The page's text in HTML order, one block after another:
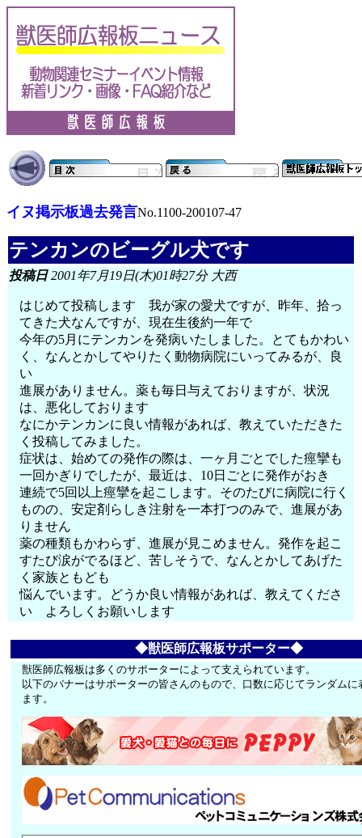
イヌ掲示板過去発言No.1100-200107-47
テンカンのビーグル犬です
投稿日2001年7月19日(木)01時27分 大西
はじめて投稿します 我が家の愛犬ですが、昨年、拾っ
てきた犬なんですが、現在生後約一年で
今年の5月にテンカンを発病いたしました。とてもかわい
く、なんとかしてやりたく動物病院にいってみるが、良
い
進展がありません。薬も毎日与えておりますが、状況
は、悪化しております
なにかテンカンに良い情報があれば、教えていただきた
く投稿してみました。
症状は、始めての発作の際は、一ヶ月ごとでした痙攣も
一回かぎりでしたが、最近は、10日ごとに発作がおき
連続で5回以上痙攣を起こします。そのたびに病院に行く
ものの、安定剤らしき注射を一本打つのみで、進展があ
りません
薬の種類もかわらず、進展が見こめません。発作を起こ
すたび涙がでるほど、苦しそうで、なんとかしてあげた
く家族ともども
悩んでいます。どうか良い情報があれば、教えてくださ
い よろしくお願いします
◆獣医師広報板サポーター◆
獣医師広報板は多くのサポーターによって支えられています。
以下のバナーはサポーターの皆さんのもので、口数に応じてランダムに
ます。